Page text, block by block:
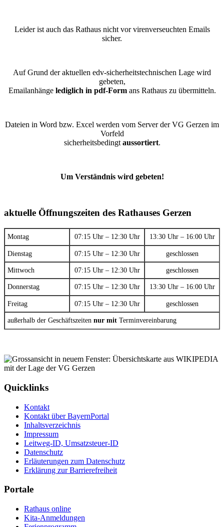
Leider ist auch das Rathaus nicht vor virenverseuchten Emails
sicher.
Auf Grund der aktuellen edv-sicherheitstechnischen Lage wird
gebeten,
Emailanhänge lediglich in pdf-Formans Rathaus zu übermitteln.
Dateien in Word bzw. Excel werden vom Server der VG Gerzen im
Vorfeld
sicherheitsbedingt aussortiert.
Um Verständnis wird gebeten!
aktuelle Öffnungszeiten des Rathauses Gerzen
Montag 07:15 Uhr – 12:30 Uhr 13:30 Uhr – 16:00 Uhr
Dienstag 07:15 Uhr – 12:30 Uhr geschlossen
Mittwoch 07:15 Uhr – 12:30 Uhr geschlossen
Donnerstag 07:15 Uhr – 12:30 Uhr 13:30 Uhr – 16:00 Uhr
Freitag 07:15 Uhr – 12:30 Uhr geschlossen
außerhalb der Geschäftszeiten nur mit Terminvereinbarung
Quicklinks
Kontakt
Kontakt über BayernPortal
Inhaltsverzeichnis
Impressum
Leitweg-ID, Umsatzsteuer-ID
Datenschutz
Erläuterungen zum Datenschutz
Erklärung zur Barrierefreiheit
Portale
Rathaus online
Kita-Anmeldungen